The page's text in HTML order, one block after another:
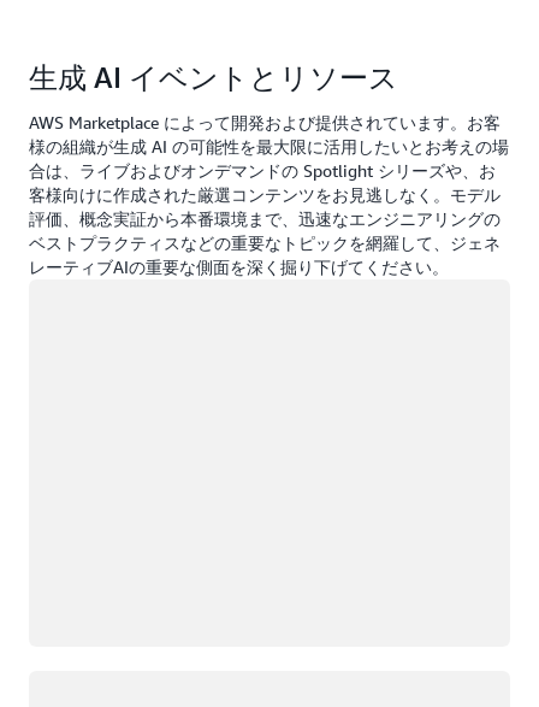
生成 AI イベントとリソース
AWS Marketplace によって開発および提供されています。お客
様の組織が生成 AI の可能性を最大限に活用したいとお考えの場
合は、ライブおよびオンデマンドの Spotlight シリーズや、お
客様向けに作成された厳選コンテンツをお見逃しなく。モデル
評価、概念実証から本番環境まで、迅速なエンジニアリングの
ベストプラクティスなどの重要なトピックを網羅して、ジェネ
レーティブAIの重要な側面を深く掘り下げてください。